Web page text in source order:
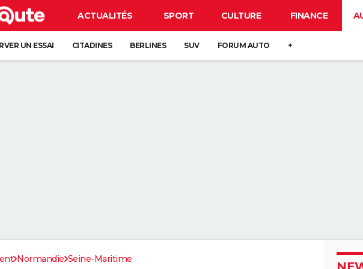
ACTUALITÉS SPORT CULTURE FINANCE
UN ESSAI CITADINES BERLINES SUV FORUM AUTO +
Normandie Seine-Maritime